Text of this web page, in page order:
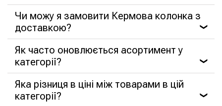
Чи можу я замовити Кермова колонка з
доставкою?
❯
Як часто оновлюється асортимент у
категорії?
❯
Яка різниця в ціні між товарами в цій
категорії?
❯